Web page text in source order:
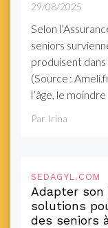
29/08/2025
Selon
seniors
produisent dans
(Source :
l’âge, le
Par Irina
SEDAGYL.COM
Adapter
solutions
des seniors